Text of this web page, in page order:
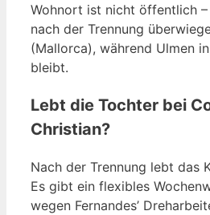
Wohnort ist nicht öffentlich –
nach der Trennung
(Mallorca), während Ulmen
bleibt.
Lebt die Tochter bei
Christian?
Nach der Trennung lebt das
Es gibt ein flexibles
wegen Fernandes’